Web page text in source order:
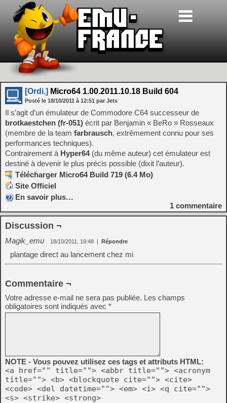
[Ordi.] Micro64 1.00.2011.10.18 Build 604
Posté le 18/10/2011 à 12:51 par Jets
Il s’agit d’un émulateur de Commodore C64 successeur de
brotkaestchen (fr-051) écrit par Benjamin « BeRo » Rosseaux
(membre de la team farbrausch, extrêmement connu pour ses
performances techniques).
Contrairement à Hyper64(du même auteur) cet émulateur est
destiné à devenir le plus précis possible (dixit l’auteur).
Télécharger Micro64 Build 719 (6.4 Mo)
Site Officiel
En savoir plus…
1 commentaire
Discussion ¬
Magik_emu 18/10/2011, 19:48 | Répondre
plantage direct au lancement chez mi
Commentaire ¬
Votre adresse e-mail ne sera pas publiée. Les champs
obligatoires sont indiqués avec *
NOTE - Vous pouvez utilisez ces tags et attributs HTML:
<a href="" title=""> <abbr title=""> <acronym
title=""> <b> <blockquote cite=""> <cite>
<code> <del datetime=""> <em> <i> <q cite="">
<s> <strike> <strong>